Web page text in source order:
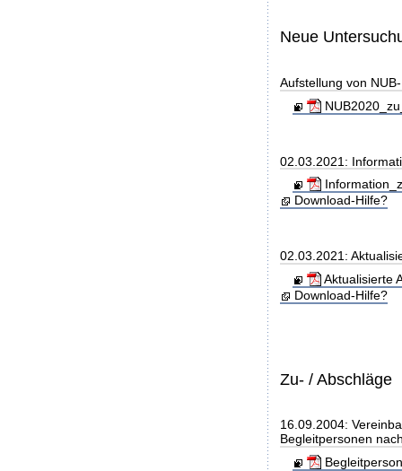
Neue
Aufstellung von
02.03.2021:
Download-Hilfe?
02.03.2021:
Aktualisierte
Download-Hilfe?
Zu- / Abschläge
16.09.2004:
Begleitpersonen